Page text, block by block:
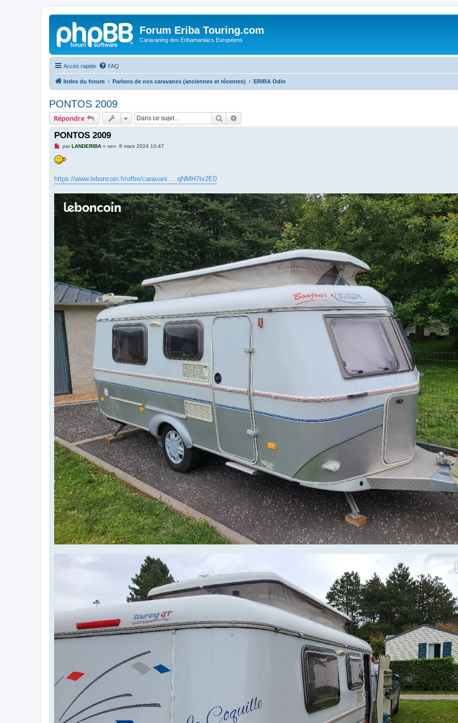
Forum Eriba Touring.com
Caravaning des Eribamaniacs Européens
Accès rapide FAQ
Index du forum Parlons de nos caravanes (anciennes et récentes) ERIBA Odin
PONTOS 2009
Répondre Rechercher
PONTOS 2009
M
s
s
g
e
o
n
parLANDERIBA» ven. 8 mars 2024 10:47
https://www.leboncoin.fr/offre/caravani ... qNMH7tx2E0